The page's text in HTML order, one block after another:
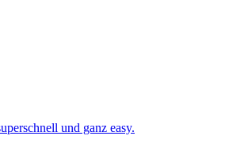
und ganz easy.